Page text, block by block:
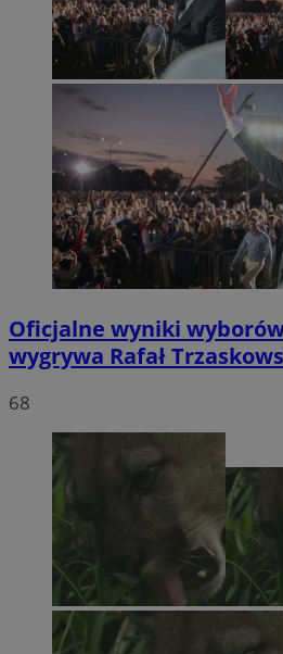
Oficjalne wyniki
wygrywa Rafał
68